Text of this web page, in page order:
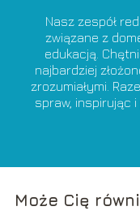
Nasz zespół
związane z
edukacją.
najbardziej
zrozumiałymi.
spraw, inspirując
Może Cię